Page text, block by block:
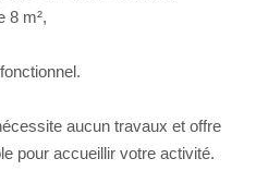
8 m²,
aucun travaux et offre
pour accueillir votre activité.